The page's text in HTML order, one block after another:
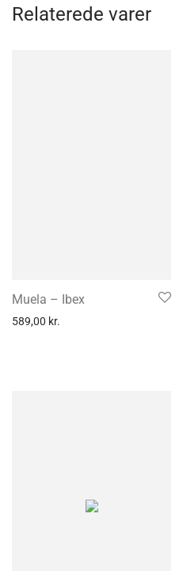
Relaterede varer
Muela – Ibex
589,00 kr.